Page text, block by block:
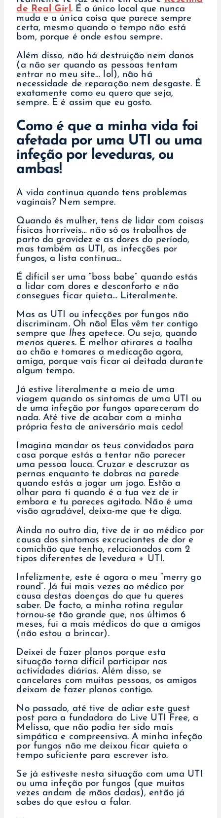
de Real Girl. É o único local que nunca
muda e a única coisa que parece sempre
certa, mesmo quando o tempo não está
bom, porque é onde estou sempre.
Além disso, não há destruição nem danos
(a não ser quando as pessoas tentam
entrar no meu site… lol), não há
necessidade de reparação nem desgaste. É
exatamente como eu quero que seja,
sempre. E é assim que eu gosto.
Como é que a minha vida foi
afetada por uma UTI ou uma
infeção por leveduras, ou
ambas!
A vida continua quando tens problemas
vaginais? Nem sempre.
Quando és mulher, tens de lidar com coisas
físicas horríveis… não só os trabalhos de
parto da gravidez e as dores do período,
mas também as UTI, as infecções por
fungos, a lista continua…
É difícil ser uma “boss babe” quando estás
a lidar com dores e desconforto e não
consegues ficar quieta… Literalmente.
Mas as UTI ou infecções por fungos não
discriminam. Oh não! Elas vêm ter contigo
sempre que lhes apetece. Ou seja, quando
menos queres. É melhor atirares a toalha
ao chão e tomares a medicação agora,
amiga, porque vais ficar aí deitada durante
algum tempo.
Já estive literalmente a meio de uma
viagem quando os sintomas de uma UTI ou
de uma infeção por fungos apareceram do
nada. Até tive de acabar com a minha
própria festa de aniversário mais cedo!
Imagina mandar os teus convidados para
casa porque estás a tentar não parecer
uma pessoa louca. Cruzar e descruzar as
pernas enquanto te dobras na parede
quando estás a jogar um jogo. Estão a
olhar para ti quando é a tua vez de ir
embora e tu pareces agitado. Não é uma
visão agradável, deixa-me que te diga.
Ainda no outro dia, tive de ir ao médico por
causa dos sintomas excruciantes de dor e
comichão que tenho, relacionados com 2
tipos diferentes de levedura + UTI.
Infelizmente, este é agora o meu “merry go
round”. Já fui mais vezes ao médico por
causa destas doenças do que tu queres
saber. De facto, a minha rotina regular
tornou-se tão grande que, nos últimos 6
meses, fui a mais médicos do que a amigos
(não estou a brincar).
Deixei de fazer planos porque esta
situação torna difícil participar nas
actividades diárias. Além disso, se
cancelares com muitas pessoas, os amigos
deixam de fazer planos contigo.
No passado, até tive de adiar este guest
post para a fundadora do Live UTI Free, a
Melissa, que não podia ter sido mais
simpática e compreensiva. A minha infeção
por fungos não me deixou ficar quieta o
tempo suficiente para escrever isto.
Se já estiveste nesta situação com uma UTI
ou uma infeção por fungos (que muitas
vezes andam de mãos dadas), então já
sabes do que estou a falar.